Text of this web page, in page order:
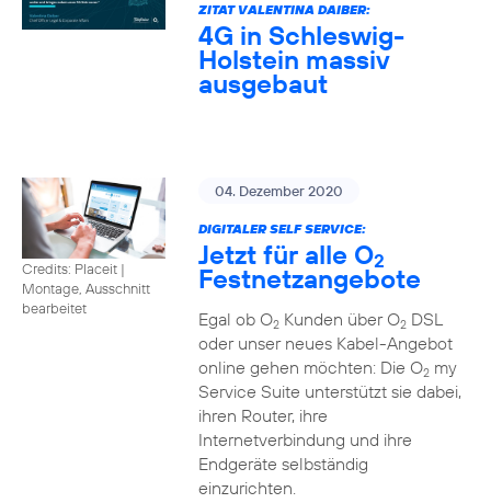
ZITAT VALENTINA DAIBER:
4G in Schleswig-
Holstein massiv
ausgebaut
Credits: Placeit |
Montage, Ausschnitt
bearbeitet
04. Dezember 2020
DIGITALER SELF SERVICE:
Jetzt für alle O2
Festnetzangebote
Egal ob O2Kunden über O2DSL
oder unser neues Kabel-Angebot
online gehen möchten: Die O2my
Service Suite unterstützt sie dabei,
ihren Router, ihre
Internetverbindung und ihre
Endgeräte selbständig
einzurichten.